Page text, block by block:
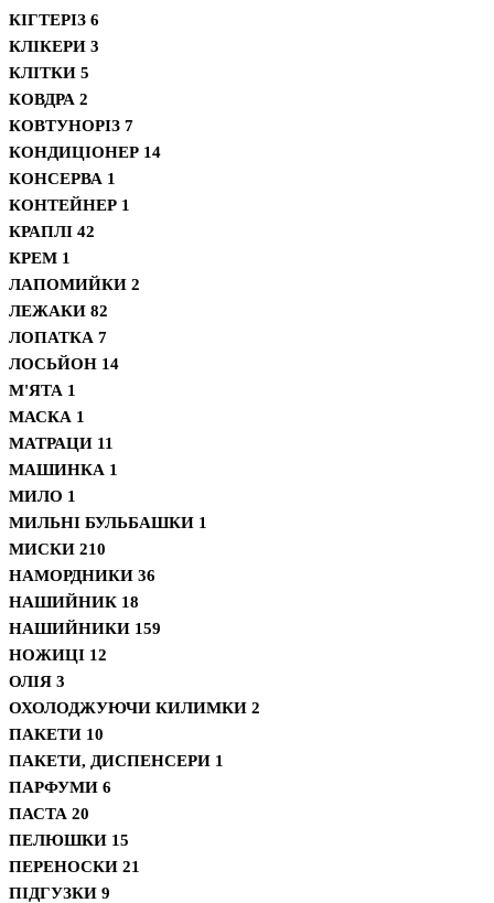
КІГТЕРІЗ 6
КЛІКЕРИ 3
КЛІТКИ 5
КОВДРА 2
КОВТУНОРІЗ 7
КОНДИЦІОНЕР 14
КОНСЕРВА 1
КОНТЕЙНЕР 1
КРАПЛІ 42
КРЕМ 1
ЛАПОМИЙКИ 2
ЛЕЖАКИ 82
ЛОПАТКА 7
ЛОСЬЙОН 14
М'ЯТА 1
МАСКА 1
МАТРАЦИ 11
МАШИНКА 1
МИЛО 1
МИЛЬНІ БУЛЬБАШКИ 1
МИСКИ 210
НАМОРДНИКИ 36
НАШИЙНИК 18
НАШИЙНИКИ 159
НОЖИЦІ 12
ОЛІЯ 3
ОХОЛОДЖУЮЧИ КИЛИМКИ 2
ПАКЕТИ 10
ПАКЕТИ, ДИСПЕНСЕРИ 1
ПАРФУМИ 6
ПАСТА 20
ПЕЛЮШКИ 15
ПЕРЕНОСКИ 21
ПІДГУЗКИ 9